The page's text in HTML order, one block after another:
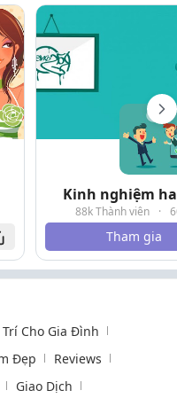
Kinh nghiệm
88k Thành viên ·
Tham gia
Trí Cho Gia Đình
Đẹp
Reviews
Giao Dịch